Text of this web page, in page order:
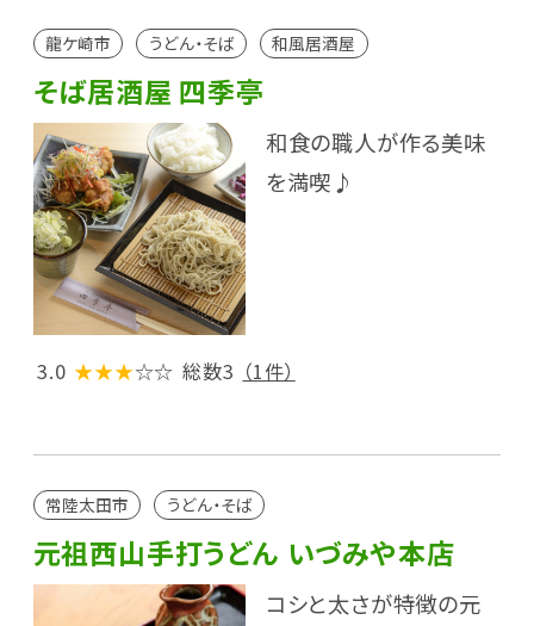
龍ケ崎市 うどん・そば 和風居酒屋
そば居酒屋 四季亭
和食の職人が作る美味
を満喫♪
3.0 ★★★☆☆ 総数3 （1件）
常陸太田市 うどん・そば
元祖西山手打うどん いづみや本店
コシと太さが特徴の元